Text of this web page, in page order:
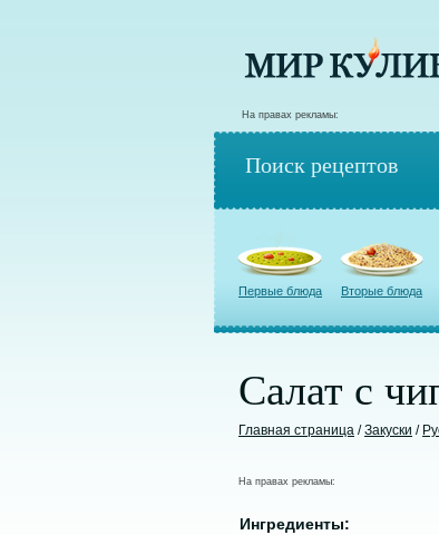
На правах рекламы:
Поиск рецептов
Первые блюда Вторые блюда
Салат с
Главная страница /Закуски /
На правах рекламы:
Ингредиенты: